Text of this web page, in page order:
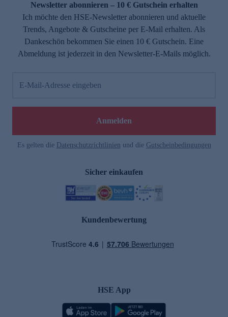
Newsletter abonnieren – 10 € Gutschein erhalten
Ich möchte den HSE-Newsletter abonnieren und aktuelle
Trends, Angebote & Gutscheine per E-Mail erhalten. Als
Dankeschön bekommen Sie einen 10 € Gutschein. Eine
Abmeldung ist jederzeit in den Newsletter-E-Mails möglich.
E-Mail-Adresse eingeben
Anmelden
Es gelten die Datenschutzrichtlinien und die Gutscheinbedingungen
Sicher einkaufen
Kundenbewertung
HSE App